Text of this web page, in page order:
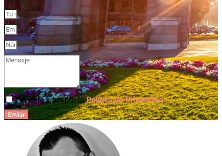
He leído y acepto laPolítica de Privacidad
Enviar